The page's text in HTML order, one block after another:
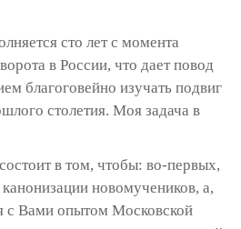
сто лет с момента
в России, что дает повод
благоговейно изучать подвиг
столетия. Моя задача в
в том, чтобы: во-первых,
канонизации новомучеников, а,
с Вами опытом Московской